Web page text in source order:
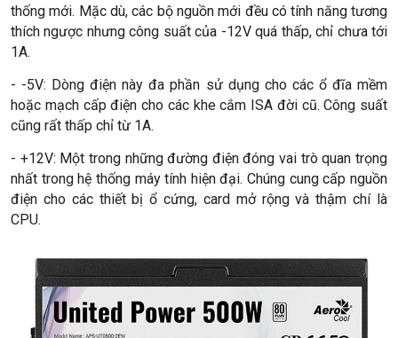
thống mới. Mặc dù, các bộ nguồn mới đều có tính năng tương
thích ngược nhưng công suất của -12V quá thấp, chỉ chưa tới
1A.
- -5V: Dòng điện này đa phần sử dụng cho các ổ đĩa mềm
hoặc mạch cấp điện cho các khe cắm ISA đời cũ. Công suất
cũng rất thấp chỉ từ 1A.
- +12V: Một trong những đường điện đóng vai trò quan trọng
nhất trong hệ thống máy tính hiện đại. Chúng cung cấp nguồn
điện cho các thiết bị ổ cứng, card mở rộng và thậm chí là
CPU.